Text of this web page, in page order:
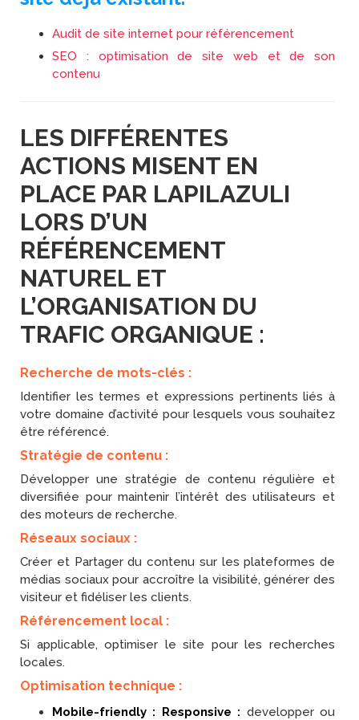
Audit de site internet pour référencement
SEO : optimisation de site web et de son
contenu
LES DIFFÉRENTES
ACTIONS MISENT EN
PLACE PAR LAPILAZULI
LORS D’UN
RÉFÉRENCEMENT
NATUREL ET
L’ORGANISATION DU
TRAFIC ORGANIQUE :
Recherche de mots-clés :
Identifier les termes et expressions pertinents liés à
votre domaine d’activité pour lesquels vous souhaitez
être référencé.
Stratégie de contenu :
Développer une stratégie de contenu régulière et
diversifiée pour maintenir l’intérêt des utilisateurs et
des moteurs de recherche.
Réseaux sociaux :
Créer et Partager du contenu sur les plateformes de
médias sociaux pour accroître la visibilité, générer des
visiteur et fidéliser les clients.
Référencement local :
Si applicable, optimiser le site pour les recherches
locales.
Optimisation technique :
Mobile-friendly : Responsive : developper ou